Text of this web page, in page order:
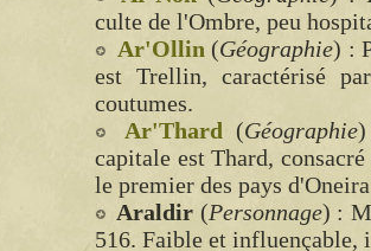
culte de l'Ombre, peu
Ar'Ollin (Géographie) :
est Trellin, caractérisé
coutumes.
Ar'Thard (Géographie)
capitale est Thard,
le premier des pays
Araldir (Personnage) :
516. Faible et influençable,